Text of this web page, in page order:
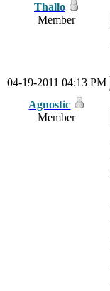
Thallo
Member
04-19-2011 04:13 PM
Agnostic
Member